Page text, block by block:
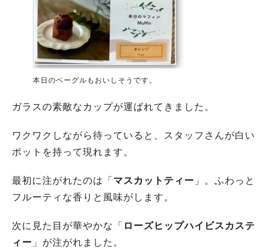
本日のベーグルもおいしそうです。
ガラスの素敵なカップが運ばれてきました。
ワクワクしながら待っていると、スタッフさんが白い
ポットを持って現れます。
最初に注がれたのは「 マスカットティー 」。ふわっと
フルーティな香りと風味がします。
次に見た目が華やかな「 ローズヒップハイビスカステ
ィー 」が注がれました。